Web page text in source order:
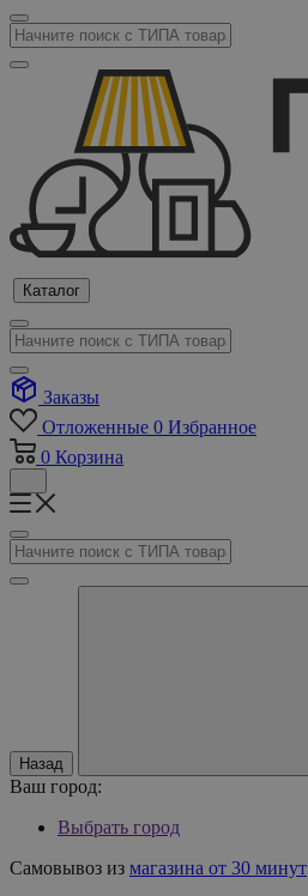
Каталог
Заказы
Отложенные 0 Избранное
0 Корзина
Назад
Ваш город:
Выбрать город
Самовывоз из магазина от 30 минут